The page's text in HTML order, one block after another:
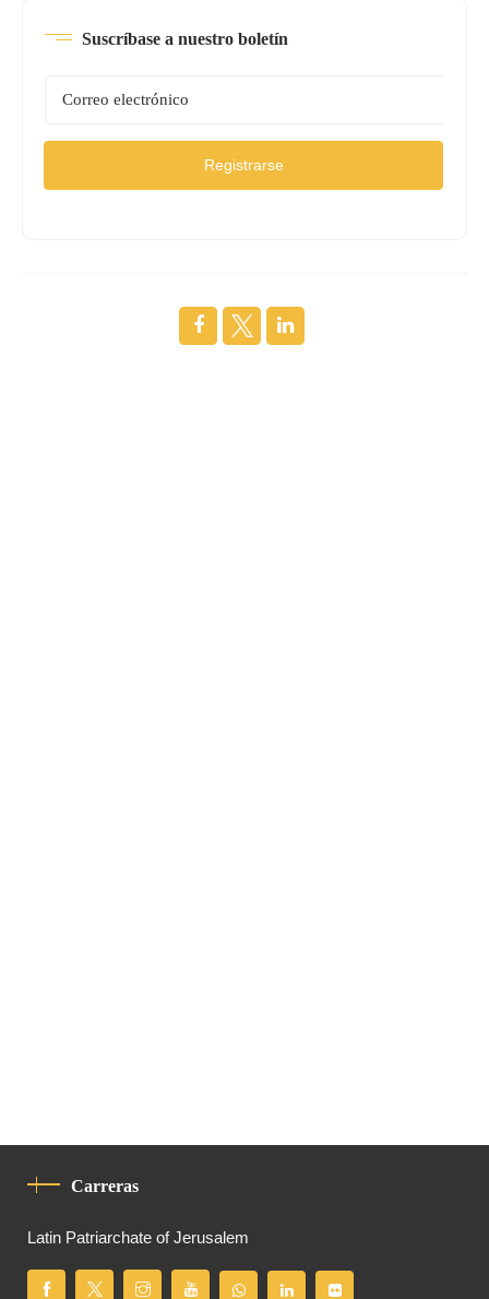
Suscríbase a nuestro boletín
Registrarse
Carreras
Latin Patriarchate of Jerusalem